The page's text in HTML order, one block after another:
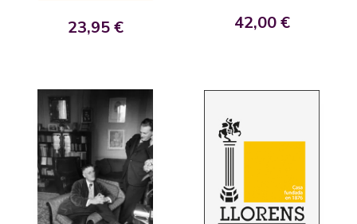
23,95 € 42,00 €